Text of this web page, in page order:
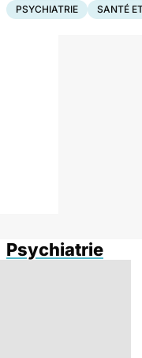
PSYCHIATRIE SANTÉ
Psychiatrie